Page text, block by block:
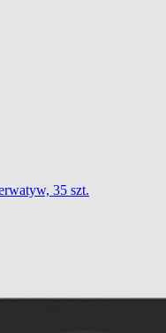
35 szt.